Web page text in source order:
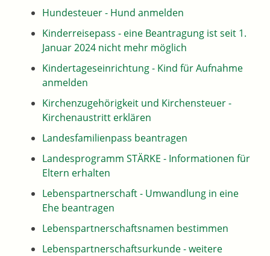
Hundesteuer - Hund anmelden
Kinderreisepass - eine Beantragung ist seit 1.
Januar 2024 nicht mehr möglich
Kindertageseinrichtung - Kind für Aufnahme
anmelden
Kirchenzugehörigkeit und Kirchensteuer -
Kirchenaustritt erklären
Landesfamilienpass beantragen
Landesprogramm STÄRKE - Informationen für
Eltern erhalten
Lebenspartnerschaft - Umwandlung in eine
Ehe beantragen
Lebenspartnerschaftsnamen bestimmen
Lebenspartnerschaftsurkunde - weitere